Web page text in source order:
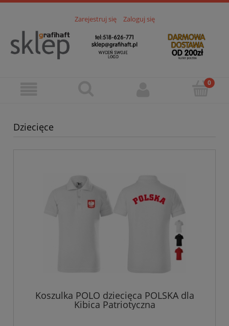
Zarejestruj się Zaloguj się
Dziecięce
Koszulka POLO dziecięca POLSKA dla
Kibica Patriotyczna